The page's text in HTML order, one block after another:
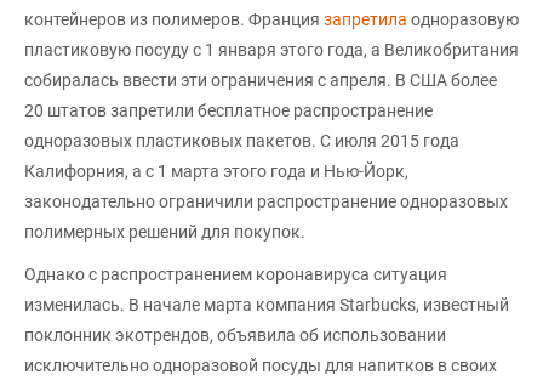
контейнеров из полимеров. Франция запретила одноразовую
пластиковую посуду с 1 января этого года, а Великобритания
собиралась ввести эти ограничения с апреля. В США более
20 штатов запретили бесплатное распространение
одноразовых пластиковых пакетов. С июля 2015 года
Калифорния, а с 1 марта этого года и Нью-Йорк,
законодательно ограничили распространение одноразовых
полимерных решений для покупок.
Однако с распространением коронавируса ситуация
изменилась. В начале марта компания Starbucks, известный
поклонник экотрендов, объявила об использовании
исключительно одноразовой посуды для напитков в своих